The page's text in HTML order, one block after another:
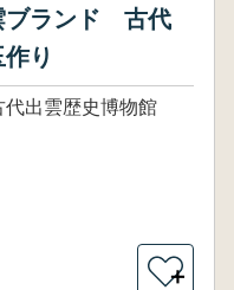
ブランド 古代
り
代出雲歴史博物館
＋